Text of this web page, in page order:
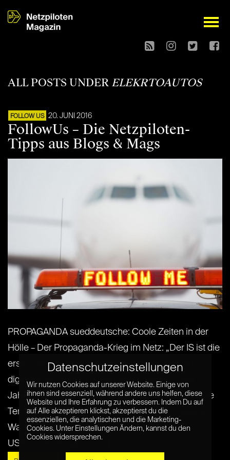
open
ALL POSTS UNDER ELEKRTOAUTOS
FOLLOW US 20. JUNI 2016
FollowUs – Die Netzpiloten-
Tipps aus Blogs & Mags
PROPAGANDA sueddeutsche: Coole Zeiten in der
Hölle – Der Propaganda-Krieg im Netz: „Der IS ist die
erste Terrorgruppe, die ein physisches und ein
digitales Territorium beherrscht.“ Seit nun zwei
Jahren kämpft eine internationale Allianz gegen die
Terroristen des sogenannten Islamischen Staates.
Warum können militärische Großmächte wie die
USA dieser Gruppe[...] [...]
Datenschutzeinstellungen
Wir nutzen Cookies auf unserer Website. Einige von
ihnen sind essenziell, während andere uns helfen, diese
Website und Ihre Erfahrung zu verbessern. Indem Du auf
auf Alle akzeptieren klickst, akzeptierst du die
essenziellen, die analytischen und die Marketing-
Cookies. Unter Einstellungen Ändern, kannst du den
Cookies widersprechen.